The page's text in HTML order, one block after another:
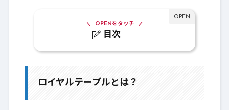
目次
OPENをタッチ
ロイヤルテーブルとは？